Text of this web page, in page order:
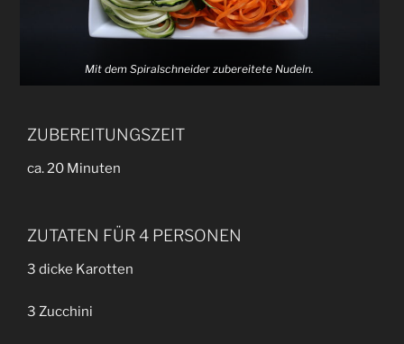
Mit dem Spiralschneider zubereitete Nudeln.
ZUBEREITUNGSZEIT
ca. 20 Minuten
ZUTATEN FÜR 4 PERSONEN
3 dicke Karotten
3 Zucchini